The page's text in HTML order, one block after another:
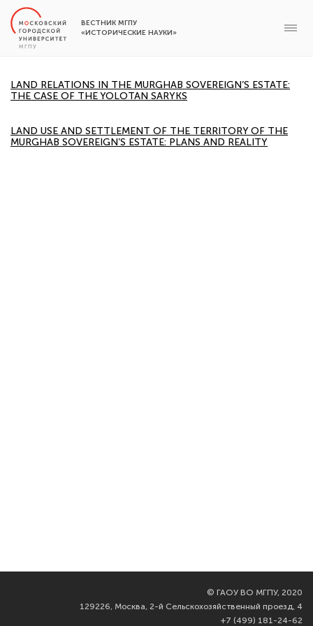
ВЕСТНИК МГПУ
«ИСТОРИЧЕСКИЕ НАУКИ»
LAND RELATIONS IN THE MURGHAB SOVEREIGN’S ESTATE:
THE CASE OF THE YOLOTAN SARYKS
LAND USE AND SETTLEMENT OF THE TERRITORY OF THE
MURGHAB SOVEREIGN’S ESTATE: PLANS AND REALITY
© ГАОУ ВО МГПУ, 2020
129226, Москва, 2-й Сельскохозяйственный проезд, 4
+7 (499) 181-24-62